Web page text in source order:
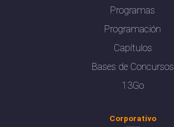
Programas
Programación
Capítulos
Bases de Concursos
13Go
Corporativo